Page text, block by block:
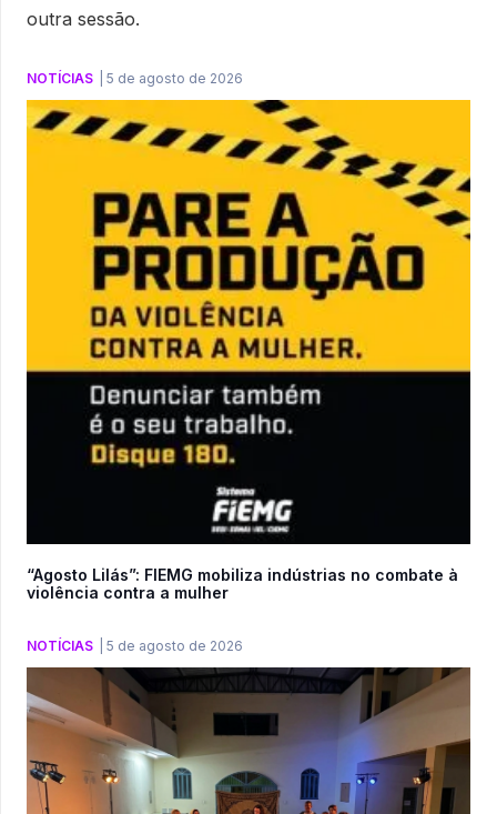
outra sessão.
NOTÍCIAS 5 de agosto de 2026
“Agosto Lilás”: FIEMG mobiliza indústrias no combate à
violência contra a mulher
NOTÍCIAS 5 de agosto de 2026